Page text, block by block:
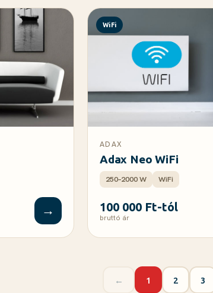
→
WiFi
ADAX
Adax Neo WiFi
250–2000 W WiFi
100 000 Ft-tól
bruttó ár
← 1 2 3